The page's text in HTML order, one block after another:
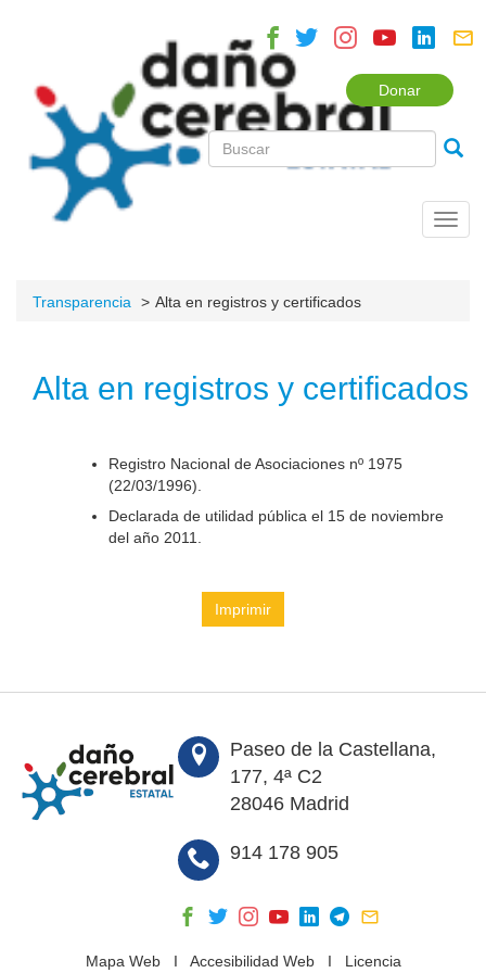
Donar
Transparencia Alta en registros y certificados
Alta en registros y certificados
Registro Nacional de Asociaciones nº 1975
(22/03/1996).
Declarada de utilidad pública el 15 de noviembre
del año 2011.
Imprimir
Paseo de la Castellana,
177, 4ª C2
28046 Madrid
914 178 905
Mapa WebI Accesibilidad WebI Licencia